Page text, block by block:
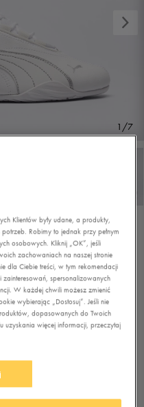
1/7
produktu)
Klientów były udane, a produkty,
Robimy to jednak przy pełnym
osobowych. Kliknij „OK”, jeśli
zachowaniach na naszej stronie
dla Ciebie treści, w tym rekomendacji
spersonalizowanych
W każdej chwili możesz zmienić
wybierając „Dostosuj”. Jeśli nie
dopasowanych do Twoich
uzyskania więcej informacji, przeczytaj